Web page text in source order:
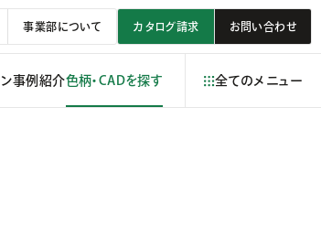
事業部について カタログ請求 お問い合わせ
事例紹介色柄・CADを探す 全てのメニュー